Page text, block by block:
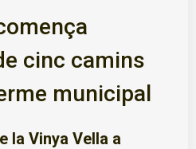
cinc camins
municipal
la Vinya Vella a